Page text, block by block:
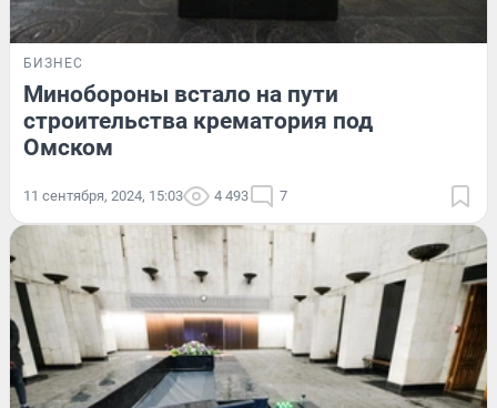
БИЗНЕС
Минобороны встало на пути
строительства крематория под
Омском
11 сентября, 2024, 15:03 4 493 7